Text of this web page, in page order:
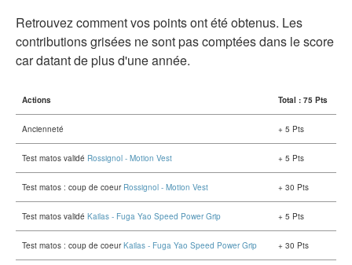
Retrouvez comment vos points ont été obtenus. Les
contributions grisées ne sont pas comptées dans le score
car datant de plus d'une année.
Actions Total : 75 Pts
Ancienneté + 5 Pts
Test matos validé Rossignol - Motion Vest + 5 Pts
Test matos : coup de coeur Rossignol - Motion Vest + 30 Pts
Test matos validé Kailas - Fuga Yao Speed Power Grip + 5 Pts
Test matos : coup de coeurKailas - Fuga Yao Speed Power Grip + 30 Pts